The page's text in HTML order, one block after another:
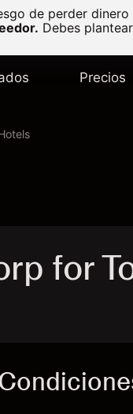
de perder
Debes
Precios
for